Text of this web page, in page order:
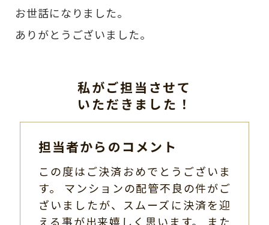
お世話になりました。
ありがとうございました。
私がご担当させて
いただきました！
担当者からのコメント
この度はご決済おめでとうございま
す。 マンションの配管不良の件がご
ざいましたが、スムーズに決済を迎
える事が出来嬉しく思います。 また